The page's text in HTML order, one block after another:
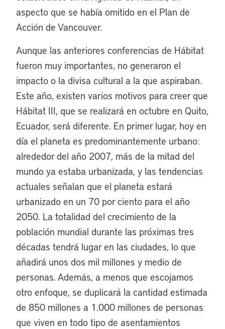
aspecto que se había omitido en el Plan de
Acción de Vancouver.
Aunque las anteriores conferencias de Hábitat
fueron muy importantes, no generaron el
impacto o la divisa cultural a la que aspiraban.
Este año, existen varios motivos para creer que
Hábitat III, que se realizará en octubre en Quito,
Ecuador, será diferente. En primer lugar, hoy en
día el planeta es predominantemente urbano:
alrededor del año 2007, más de la mitad del
mundo ya estaba urbanizada, y las tendencias
actuales señalan que el planeta estará
urbanizado en un 70 por ciento para el año
2050. La totalidad del crecimiento de la
población mundial durante las próximas tres
décadas tendrá lugar en las ciudades, lo que
añadirá unos dos mil millones y medio de
personas. Además, a menos que escojamos
otro enfoque, se duplicará la cantidad estimada
de 850 millones a 1.000 millones de personas
que viven en todo tipo de asentamientos